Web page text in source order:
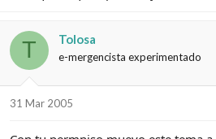
T Tolosa
e-mergencista experimentado
31 Mar 2005